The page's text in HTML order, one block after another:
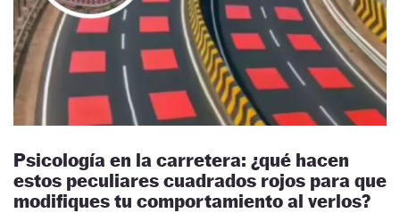
Psicología en la carretera: ¿qué hacen
estos peculiares cuadrados rojos para que
modifiques tu comportamiento al verlos?